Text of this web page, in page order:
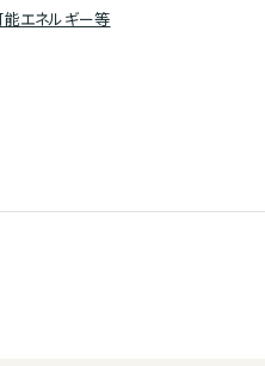
エネルギー等